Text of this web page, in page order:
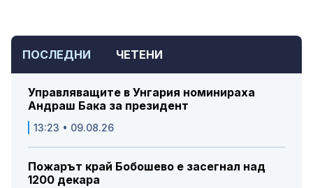
ПОСЛЕДНИ ЧЕТЕНИ
Управляващите в Унгария номинираха
Андраш Бака за президент
13:23 • 09.08.26
Пожарът край Бобошево е засегнал над
1200 декара